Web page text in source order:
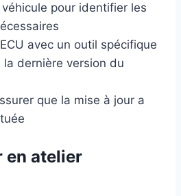
pour identifier les
avec un outil spécifique
dernière version du
que la mise à jour a
en atelier